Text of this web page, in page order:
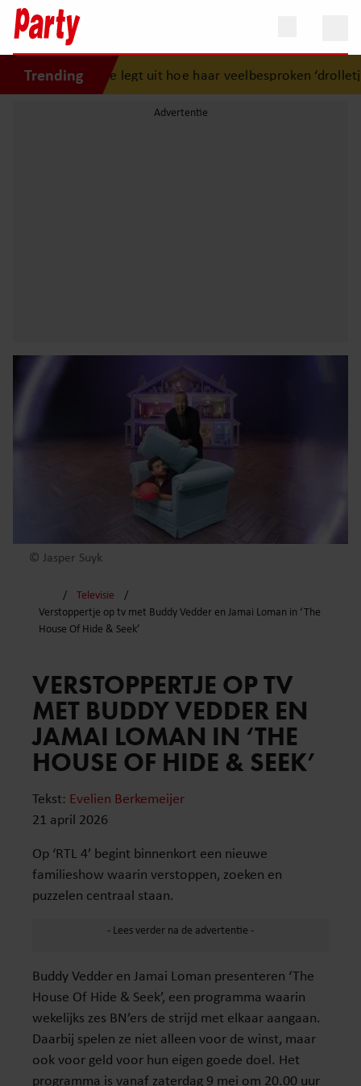
Trending
legt uit hoe haar veelbesproken ‘drolletje’ boven haar
© Jasper Suyk
Televisie
Verstoppertje op tv met Buddy Vedder en Jamai Loman in ‘The
House Of Hide & Seek’
VERSTOPPERTJE OP TV
MET BUDDY VEDDER EN
JAMAI LOMAN IN ‘THE
HOUSE OF HIDE & SEEK’
Tekst: Evelien Berkemeijer
21 april 2026
Op ‘RTL 4’ begint binnenkort een nieuwe
familieshow waarin verstoppen, zoeken en
puzzelen centraal staan.
Buddy Vedder en Jamai Loman presenteren ‘The
House Of Hide & Seek’, een programma waarin
wekelijks zes BN’ers de strijd met elkaar aangaan.
Daarbij spelen ze niet alleen voor de winst, maar
ook voor geld voor hun eigen goede doel. Het
programma is vanaf zaterdag 9 mei om 20.00 uur